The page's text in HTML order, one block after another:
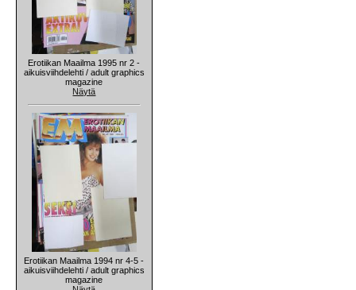
Erotiikan Maailma 1995 nr 2 -
aikuisviihdelehti / adult graphics
magazine
Näytä
Erotiikan Maailma 1994 nr 4-5 -
aikuisviihdelehti / adult graphics
magazine